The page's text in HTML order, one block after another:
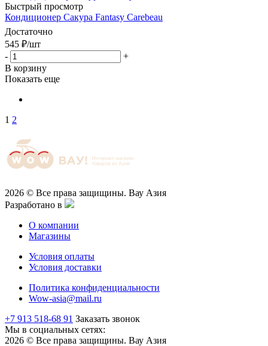
Быстрый просмотр
Кондиционер Сакура Fantasy Carebeau
Достаточно
545 ₽/шт
-
+
В корзину
Показать еще
1 2
2026 © Все права защищины. Вау Азия
Разработано в
О компании
Магазины
Условия оплаты
Условия доставки
Политика конфиденциальности
Wow-asia@mail.ru
+7 913 518-68 91 Заказать звонок
Мы в социальных сетях:
2026 © Все права защищины. Вау Азия